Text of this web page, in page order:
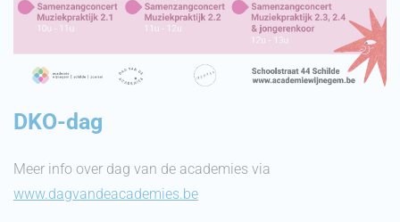
DKO-dag
Meer info over dag van de academies via
www.dagvandeacademies.be